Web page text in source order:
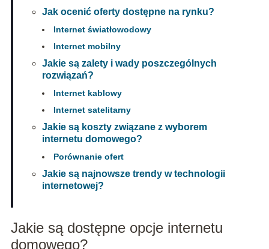
Jak ocenić oferty dostępne na rynku?
Internet światłowodowy
Internet mobilny
Jakie są zalety i wady poszczególnych
rozwiązań?
Internet kablowy
Internet satelitarny
Jakie są koszty związane z wyborem
internetu domowego?
Porównanie ofert
Jakie są najnowsze trendy w technologii
internetowej?
Jakie są dostępne opcje internetu
domowego?